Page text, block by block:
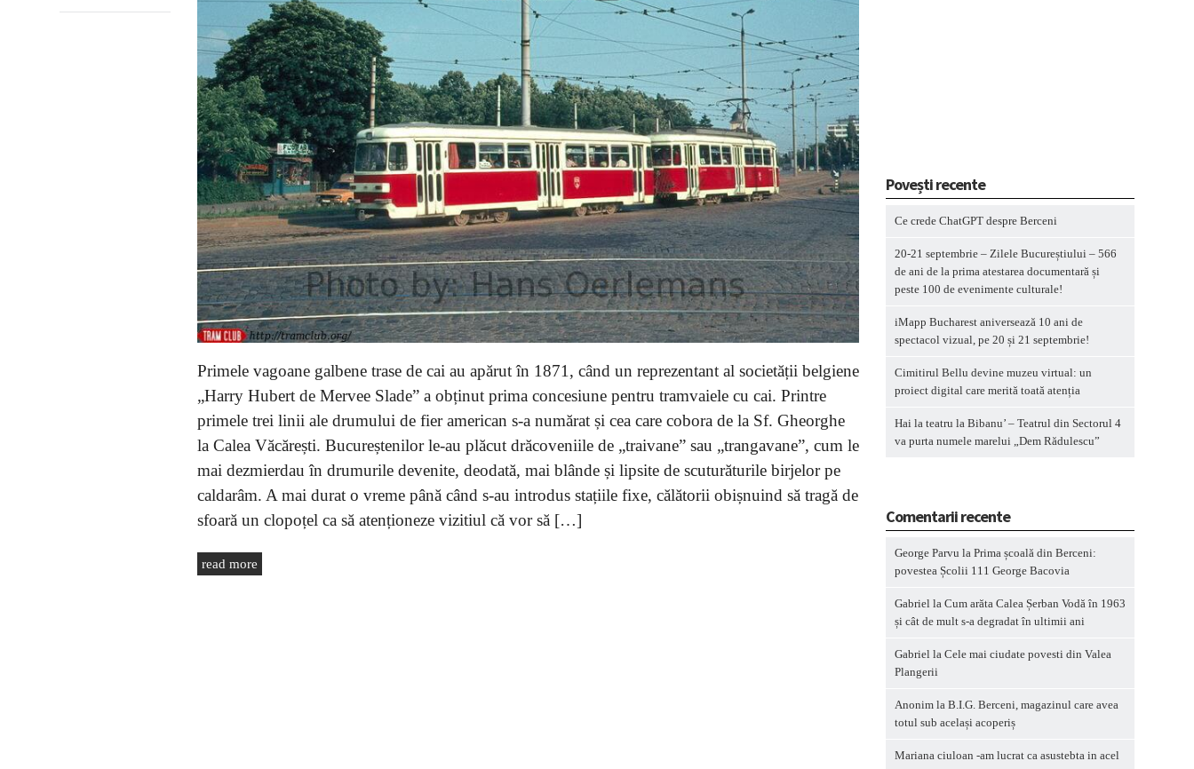
Primele vagoane galbene trase de cai au apărut în 1871, când un reprezentant al societății belgiene
„Harry Hubert de Mervee Slade” a obținut prima concesiune pentru tramvaiele cu cai. Printre
primele trei linii ale drumului de fier american s-a numărat și cea care cobora de la Sf. Gheorghe
la Calea Văcărești. Bucureștenilor le-au plăcut drăcoveniile de „traivane” sau „trangavane”, cum le
mai dezmierdau în drumurile devenite, deodată, mai blânde și lipsite de scuturăturile birjelor pe
caldarâm. A mai durat o vreme până când s-au introdus stațiile fixe, călătorii obișnuind să tragă de
sfoară un clopoțel ca să atenționeze vizitiul că vor să […]
read more
Povești recente
Ce crede ChatGPT despre Berceni
20-21 septembrie – Zilele Bucureștiului – 566
de ani de la prima atestarea documentară și
peste 100 de evenimente culturale!
iMapp Bucharest aniversează 10 ani de
spectacol vizual, pe 20 și 21 septembrie!
Cimitirul Bellu devine muzeu virtual: un
proiect digital care merită toată atenția
Hai la teatru la Bibanu’ – Teatrul din Sectorul 4
va purta numele marelui „Dem Rădulescu”
Comentarii recente
George Parvu la Prima școală din Berceni:
povestea Școlii 111 George Bacovia
Gabriel la Cum arăta Calea Șerban Vodă în 1963
și cât de mult s-a degradat în ultimii ani
Gabriel la Cele mai ciudate povesti din Valea
Plangerii
Anonim la B.I.G. Berceni, magazinul care avea
totul sub același acoperiș
Mariana ciuloan -am lucrat ca asustebta in acel